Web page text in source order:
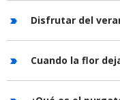
Disfrutar del
Cuando la flor